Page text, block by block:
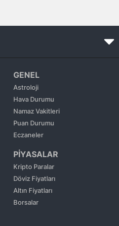
GENEL
Astroloji
Hava Durumu
Namaz Vakitleri
Puan Durumu
Eczaneler
PİYASALAR
Kripto Paralar
Döviz Fiyatları
Altın Fiyatları
Borsalar